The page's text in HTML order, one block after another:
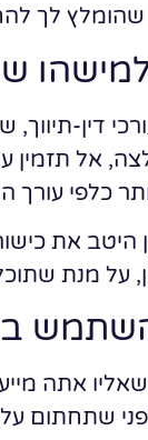
לך
דין-תיווך,
אל
כלפי עורך
את
על מנת
אתה
שתחתום